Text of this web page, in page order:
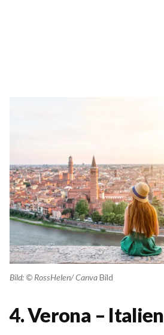
Bild: © RossHelen/ CanvaBild
4. Verona – Italien